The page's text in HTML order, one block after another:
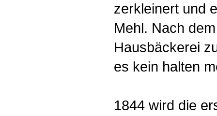
zerkleinert und
Mehl. Nach
Hausbäckerei
es kein halten
1844 wird die